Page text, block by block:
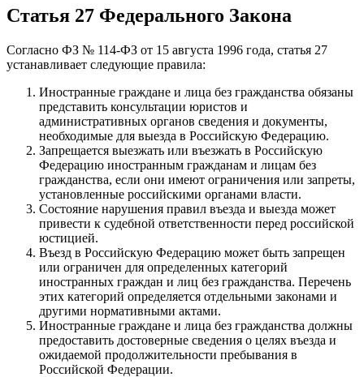
Статья 27 Федерального Закона
Согласно ФЗ № 114-ФЗ от 15 августа 1996 года, статья 27
устанавливает следующие правила:
Иностранные граждане и лица без гражданства обязаны
представить консультации юристов и
административных органов сведения и документы,
необходимые для выезда в Российскую Федерацию.
Запрещается выезжать или въезжать в Российскую
Федерацию иностранным гражданам и лицам без
гражданства, если они имеют ограничения или запреты,
установленные российскими органами власти.
Состояние нарушения правил въезда и выезда может
привести к судебной ответственности перед российской
юстицией.
Въезд в Российскую Федерацию может быть запрещен
или ограничен для определенных категорий
иностранных граждан и лиц без гражданства. Перечень
этих категорий определяется отдельными законами и
другими нормативными актами.
Иностранные граждане и лица без гражданства должны
предоставить достоверные сведения о целях въезда и
ожидаемой продолжительности пребывания в
Российской Федерации.